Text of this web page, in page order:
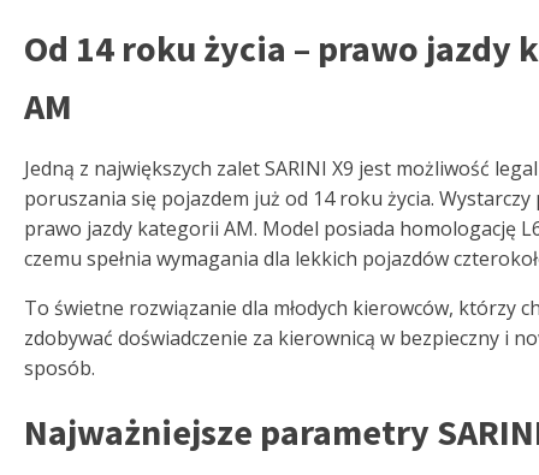
Od 14 roku życia – prawo jazdy
AM
Jedną z największych zalet SARINI X9 jest możliwość
poruszania się pojazdem już od 14 roku życia. Wystarczy
prawo jazdy kategorii AM. Model posiada homologację
czemu spełnia wymagania dla lekkich pojazdów
To świetne rozwiązanie dla młodych kierowców, którzy
zdobywać doświadczenie za kierownicą w bezpieczny i
sposób.
Najważniejsze parametry